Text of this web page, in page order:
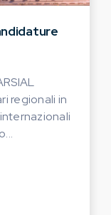
regionali in
PORTANO